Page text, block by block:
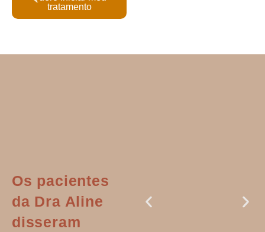
tratamento
Os pacientes
da Dra Aline
disseram